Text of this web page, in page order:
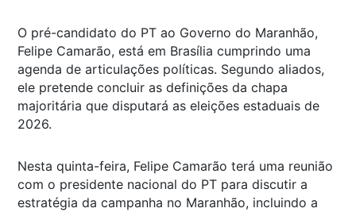
O pré-candidato do PT ao Governo do Maranhão,
Felipe Camarão, está em Brasília cumprindo uma
agenda de articulações políticas. Segundo aliados,
ele pretende concluir as definições da chapa
majoritária que disputará as eleições estaduais de
2026.
Nesta quinta-feira, Felipe Camarão terá uma reunião
com o presidente nacional do PT para discutir a
estratégia da campanha no Maranhão, incluindo a